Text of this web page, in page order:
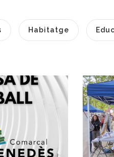
Habitatge
D'una
Treball
A1